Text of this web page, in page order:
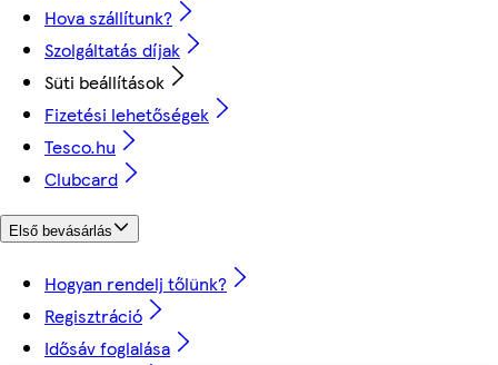
Hova szállítunk?
Szolgáltatás díjak
Süti beállítások
Fizetési lehetőségek
Tesco.hu
Clubcard
Első bevásárlás
Hogyan rendelj tőlünk?
Regisztráció
Idősáv foglalása